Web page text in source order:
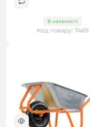
В наявності
Код товару: 7469